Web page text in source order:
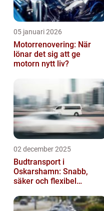
05 januari 2026
Motorrenovering: När
lönar det sig att ge
motorn nytt liv?
02 december 2025
Budtransport i
Oskarshamn: Snabb,
säker och flexibel